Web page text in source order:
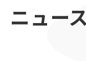
会社概要
アクセス
事業情報
ニュー